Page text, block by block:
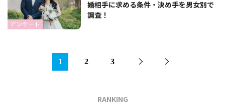
アンケート
婚相手に求める条件・決め手を男女別で
調査！
1 2 3